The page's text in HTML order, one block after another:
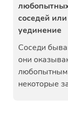
соседей
уединение
Соседи
они
некоторые